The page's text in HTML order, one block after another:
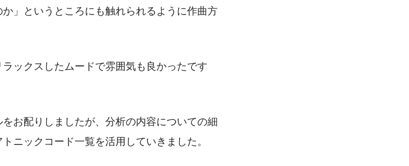
」というところにも触れられるように作曲方
ックスしたムードで雰囲気も良かったです
お配りしましたが、分析の内容についての細
ニックコード一覧を活用していきました。